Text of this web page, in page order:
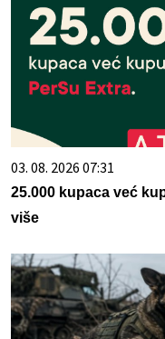
03. 08. 2026 07:31
25.000 kupaca već
više